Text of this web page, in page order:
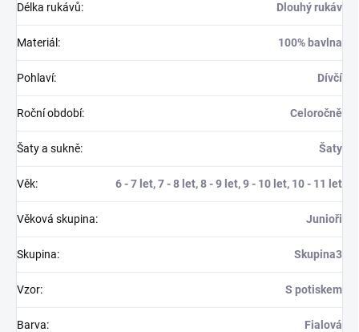
Délka rukávů: Dlouhý rukáv
Materiál : 100% bavlna
Pohlaví: Dívčí
Roční období: Celoročně
Šaty a sukně: Šaty
Věk: 6 - 7 let, 7 - 8 let, 8 - 9 let, 9 - 10 let, 10 - 11 let
Věková skupina: Junioři
Skupina: Skupina3
Vzor: S potiskem
Barva: Fialová